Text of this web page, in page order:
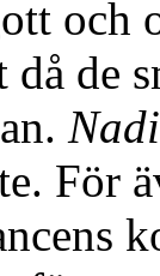
de
För